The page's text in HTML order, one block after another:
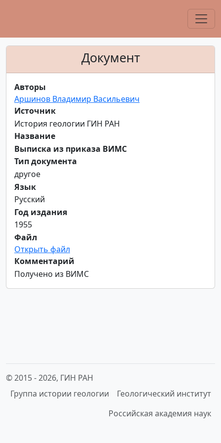
Документ
Авторы
Аршинов Владимир Васильевич
Источник
История геологии ГИН РАН
Название
Выписка из приказа ВИМС
Тип документа
другое
Язык
Русский
Год издания
1955
Файл
Открыть файл
Комментарий
Получено из ВИМС
© 2015 -2026, ГИН РАН
Группа истории геологии
Геологический институт
Российская академия наук